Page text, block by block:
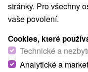
stránky. Pro všechny
vaše povolení.
Cookies, které
Technické a
Analytické a